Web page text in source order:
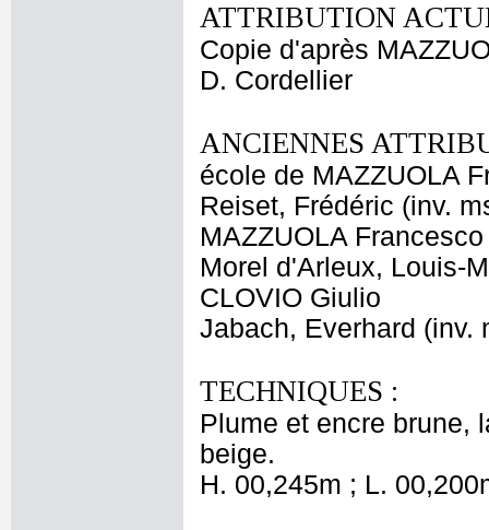
ATTRIBUTION
Copie d'après
D. Cordellier
ANCIENNES
école de MAZZUOLA
Reiset, Frédéric (inv.
MAZZUOLA Francesco
Morel d'Arleux, Louis-
CLOVIO Giulio
Jabach, Everhard (inv.
TECHNIQUES :
Plume et encre brune,
beige.
H. 00,245m ; L.